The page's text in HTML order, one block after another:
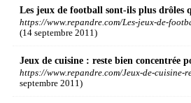
Les jeux de football sont-ils plus drôles
https://www.repandre.com/Les-jeux-de-
(14 septembre 2011)
Jeux de cuisine : reste bien concentrée
https://www.repandre.com/Jeux-de-cuisine-
septembre 2011)